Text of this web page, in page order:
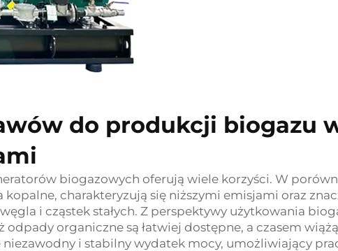
do produkcji biogazu
biogazowych oferują wiele korzyści. W
charakteryzują się niższymi emisjami oraz
i cząstek stałych. Z perspektywy użytkowania
organiczne są łatwiej dostępne, a czasem
i stabilny wydatek mocy, umożliwiający